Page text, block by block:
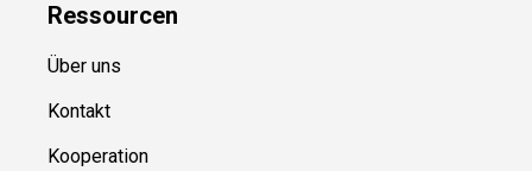
Ressourcen
Über uns
Kontakt
Kooperation